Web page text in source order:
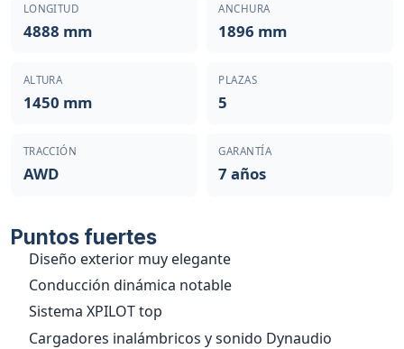
LONGITUD
4888 mm
ANCHURA
1896 mm
ALTURA
1450 mm
PLAZAS
5
TRACCIÓN
AWD
GARANTÍA
7 años
Puntos fuertes
Diseño exterior muy elegante
Conducción dinámica notable
Sistema XPILOT top
Cargadores inalámbricos y sonido Dynaudio